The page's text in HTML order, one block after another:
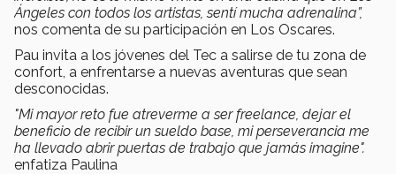
Ángeles con todos los artistas, sentí mucha adrenalina”,
nos comenta de su participación en Los Oscares.
Pau invita a los jóvenes del Tec a salirse de tu zona de
confort, a enfrentarse a nuevas aventuras que sean
desconocidas.
"Mi mayor reto fue atreverme a ser freelance, dejar el
beneficio de recibir un sueldo base, mi perseverancia me
ha llevado abrir puertas de trabajo que jamás imagine".
enfatiza Paulina